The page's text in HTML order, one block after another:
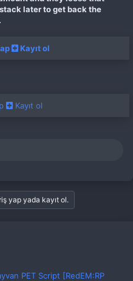
later to get back the
Kayıt ol
Kayıt ol
yap yada kayıt ol.
PET Script [RedEM:RP